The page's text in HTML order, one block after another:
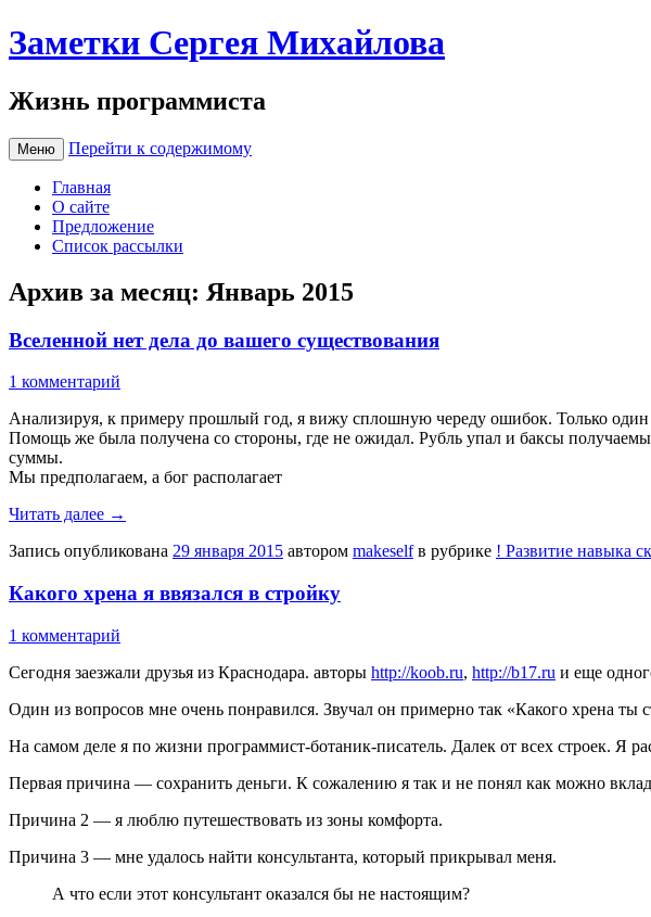
Заметки Сергея Михайлова
Жизнь программиста
Меню Перейти к содержимому
Главная
О сайте
Предложение
Список рассылки
Архив за месяц: Январь 2015
Вселенной нет дела до вашего существования
1 комментарий
Анализируя, к примеру прошлый год, я вижу сплошную череду ошибок. Только
Помощь же была получена со стороны, где не ожидал. Рубль упал и баксы
суммы.
Мы предполагаем, а бог располагает
Читать далее →
Запись опубликована 29 января 2015 автором makeselfв рубрике ! Развитие навыка
Какого хрена я ввязался в стройку
1 комментарий
Сегодня заезжали друзья из Краснодара. авторы http://koob.ru, http://b17.ru и еще
Один из вопросов мне очень понравился. Звучал он примерно так «Какого хрена ты
На самом деле я по жизни программист-ботаник-писатель. Далек от всех строек. Я
Первая причина — сохранить деньги. К сожалению я так и не понял как можно
Причина 2 — я люблю путешествовать из зоны комфорта.
Причина 3 — мне удалось найти консультанта, который прикрывал меня.
А что если этот консультант оказался бы не настоящим?